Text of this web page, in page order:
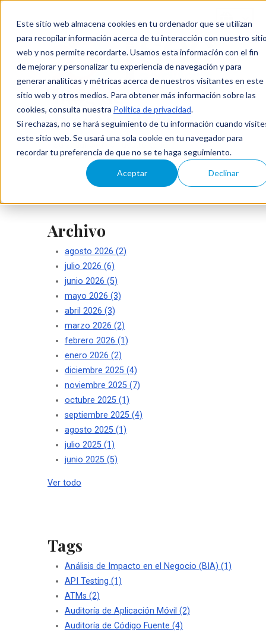
Este sitio web almacena cookies en tu ordenador que se utilizan
para recopilar información acerca de tu interacción con nuestro
web y nos permite recordarte. Usamos esta información con el fin
de mejorar y personalizar tu experiencia de navegación y para
generar analíticas y métricas acerca de nuestros visitantes en este
sitio web y otros medios. Para obtener más información sobre las
cookies, consulta nuestra Política de privacidad.
Si rechazas, no se hará seguimiento de tu información cuando
este sitio web. Se usará una sola cookie en tu navegador para
recordar tu preferencia de que no se te haga seguimiento.
Aceptar Declinar
Blog de
ISecAuditors
Archivo
agosto 2026 (2)
julio 2026 (6)
junio 2026 (5)
mayo 2026 (3)
abril 2026 (3)
marzo 2026 (2)
febrero 2026 (1)
enero 2026 (2)
diciembre 2025 (4)
noviembre 2025 (7)
octubre 2025 (1)
septiembre 2025 (4)
agosto 2025 (1)
julio 2025 (1)
junio 2025 (5)
Ver todo
Tags
Análisis de Impacto en el Negocio (BIA) (1)
API Testing (1)
ATMs (2)
Auditoría de Aplicación Móvil (2)
Auditoría de Código Fuente (4)